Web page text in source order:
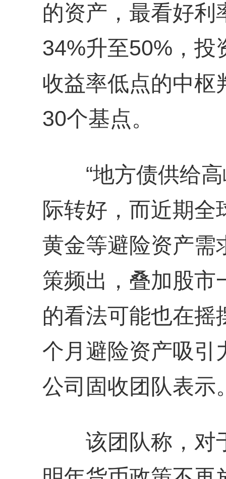
的资产，最看好利
34%升至50%，投
收益率低点的中枢
30个基点。
“地方债供给高
际转好，而近期全
黄金等避险资产需
策频出，叠加股市
的看法可能也在摇
个月避险资产吸引
公司固收团队表示
该团队称，对